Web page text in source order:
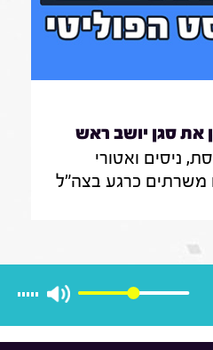
ולהפך
את סגן יושב ראש
ניסים ואטורי
משרתים כרגע בצה"ל
הבאה